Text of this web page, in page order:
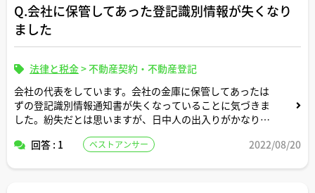
Q.会社に保管してあった登記識別情報が失くなり
ました
法律と税金>不動産契約・不動産登記
会社の代表をしています。会社の金庫に保管してあったは
ずの登記識別情報通知書が失くなっていることに気づきま
した。紛失だとは思いますが、日中人の出入りがかなりあ
が通知書を目にしたのは、３ヶ月前に会社名義に所有権移
回答 : 1 ベストアンサー 2022/08/20